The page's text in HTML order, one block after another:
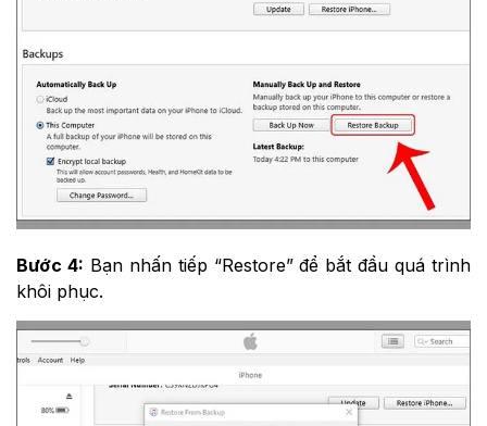
Bước 4: Bạn nhấn tiếp “Restore” để bắt đầu quá trình
khôi phục.